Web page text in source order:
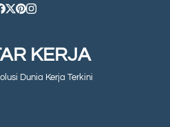
KERJA
Dunia Kerja Terkini